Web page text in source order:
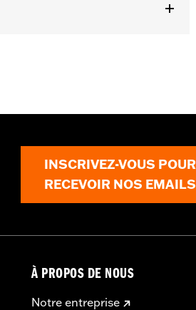
INSCRIVEZ-VOUS POUR
RECEVOIR NOS EMAILS
À PROPOS DE NOUS
Notre entreprise